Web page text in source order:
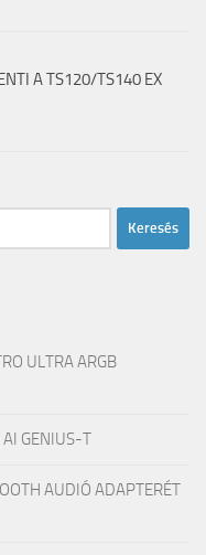
A TS120/TS140 EX
ULTRA ARGB
AI GENIUS-T
AUDIÓ ADAPTERÉT